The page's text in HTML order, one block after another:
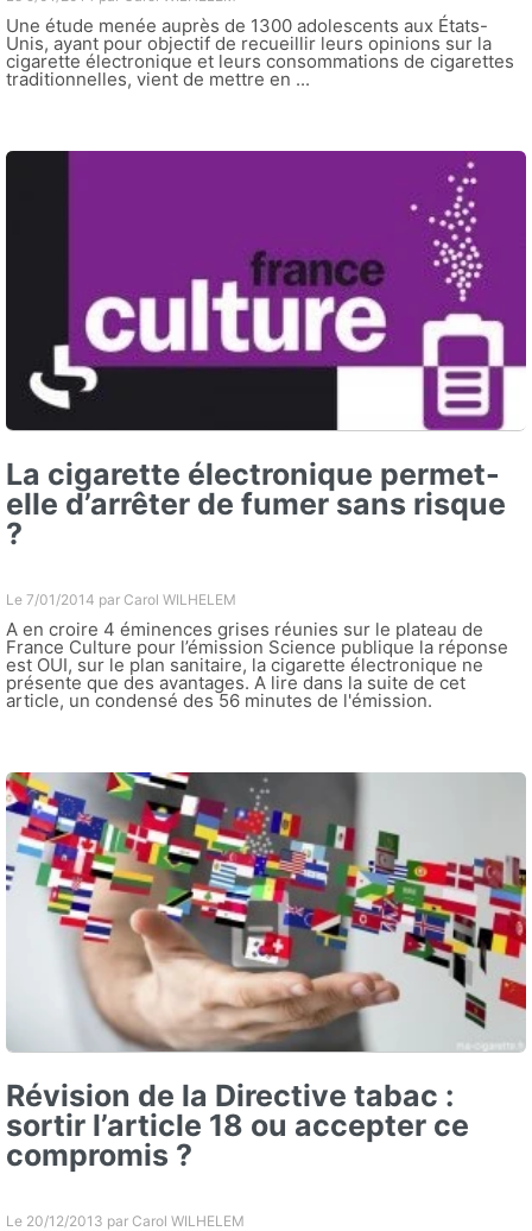
Une étude menée auprès de 1300 adolescents aux États-
Unis, ayant pour objectif de recueillir leurs opinions sur la
cigarette électronique et leurs consommations de cigarettes
traditionnelles, vient de mettre en ...
La cigarette électronique permet-
elle d’arrêter de fumer sans risque
?
Le 7/01/2014 par Carol WILHELEM
A en croire 4 éminences grises réunies sur le plateau de
France Culture pour l’émission Science publique la réponse
est OUI, sur le plan sanitaire, la cigarette électronique ne
présente que des avantages. A lire dans la suite de cet
article, un condensé des 56 minutes de l'émission.
Révision de la Directive tabac :
sortir l’article 18 ou accepter ce
compromis ?
Le 20/12/2013 par Carol WILHELEM